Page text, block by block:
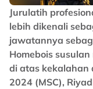
Jurulatih
lebih dikenali
jawatannya
Homebois
di atas kekalahan
2024 (MSC),